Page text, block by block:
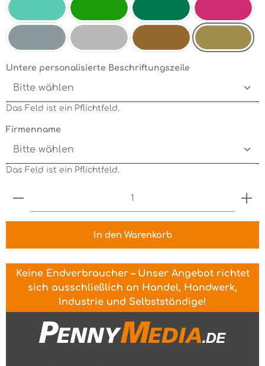
Mint Electricgreen Grün Pink
Untere personalisierte Beschriftungszeile
Das Feld ist ein Pflichtfeld.
Firmenname
Das Feld ist ein Pflichtfeld.
Produkt Anzahl: Gib den gewünschten Wert
In den Warenkorb
Keine Endverbraucher – Unser Angebot richtet
sich ausschließlich an Handel, Handwerk,
Industrie und Selbstständige!